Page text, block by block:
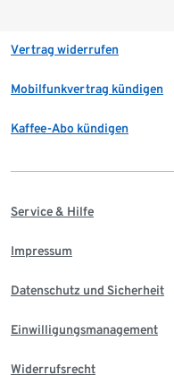
Vertrag widerrufen
Mobilfunkvertrag kündigen
Kaffee-Abo kündigen
Service & Hilfe
Impressum
Datenschutz und Sicherheit
Einwilligungsmanagement
Widerrufsrecht